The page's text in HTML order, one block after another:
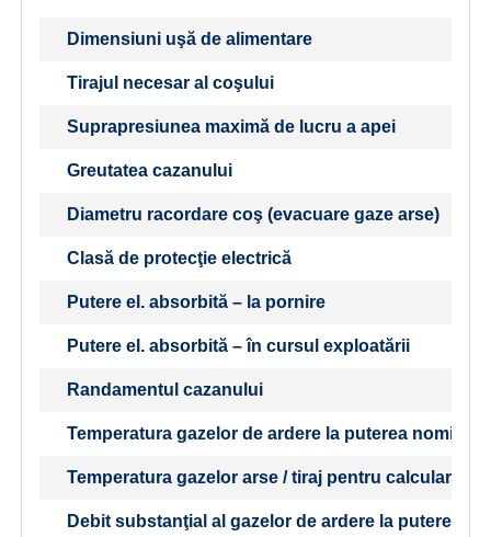
Dimensiuni uşă de alimentare
Tirajul necesar al coşului
Suprapresiunea maximă de lucru a apei
Greutatea cazanului
Diametru racordare coş (evacuare gaze arse)
Clasă de protecţie electrică
Putere el. absorbită – la pornire
Putere el. absorbită – în cursul exploatării
Randamentul cazanului
Temperatura gazelor de ardere la puterea
Temperatura gazelor arse / tiraj pentru calcularea
Debit substanţial al gazelor de ardere la puterea